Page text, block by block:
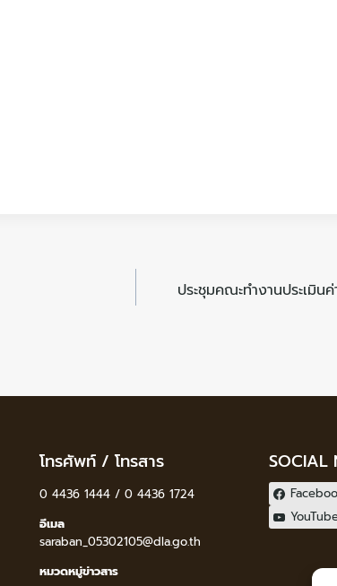
ประชุมคณะทำงานประเมิน
โทรศัพท์ / โทรสาร
0 4436 1444 / 0 4436 1724
อีเมล
saraban_05302105@dla.go.th
หมวดหมู่ข่าวสาร
SOCIAL